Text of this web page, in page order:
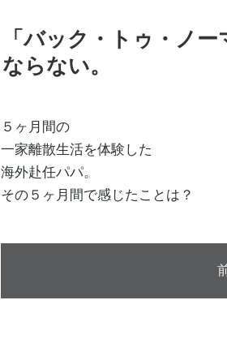
「バック・トゥ・ノ
ならない。
５ヶ月間の
一家離散生活を体験した
海外赴任パパ。
その５ヶ月間で感じたことは？